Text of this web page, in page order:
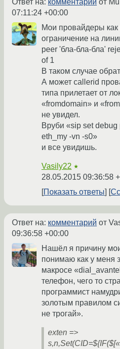
Ответ на: комментарий от
07:11:24 +00:00
Мои провайдеры
ограничение на
peer 'бла-бла-бла'
of 1
В таком случае
А может callerid
типа прилетает от
«fromdomain» и
не увидел.
Вруби «sip set
eth_my -vn -s0»
и все увидишь.
Vasily22 ★
28.05.2015 09:36:58
Показать ответы
Ответ на: комментарий от
09:36:58 +00:00
Нашёл я причину
понимаю как у меня
макросе
телефон, чего то
программист
золотым правилом
не трогай».
exten =>